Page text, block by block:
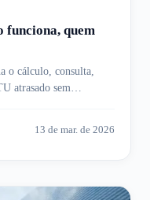
funciona, quem
o cálculo, consulta,
atrasado sem
13 de mar. de 2026